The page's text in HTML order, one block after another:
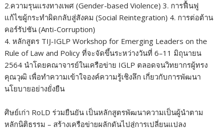
2.ความรุนแรงทางเพศ (Gender-based Violence) 3. การฟื้นฟู
แก้ไขผู้กระทำผิดกลับสู่สังคม (Social Reintegration) 4. การต่อต้าน
คอร์รัปชัน (Anti-Corruption)
4.หลักสูตร TIJ-IGLP Workshop for Emerging Leaders on the
Rule of Law and Policyที่จะจัดขึ้นระหว่างวันที่6–1 1 มิถุนายน
2564นำโดยคณาจารย์ในเครือข่าย IGLP ตลอดจนวิทยากรผู้ทรง
คุณวุฒิ เพื่อทำความเข้าใจองค์ความรู้เชิงลึก เกี่ยวกับการพัฒนา
นโยบายอย่างยั่งยืน
ศิษย์เก่า RoLD ร่วมยืนยัน เป็นหลักสูตรพัฒนาความเป็นผู้นำตาม
หลักนิติธรรม – สร้างเครือข่ายผลักดันไปสู่การเปลี่ยนแปลง